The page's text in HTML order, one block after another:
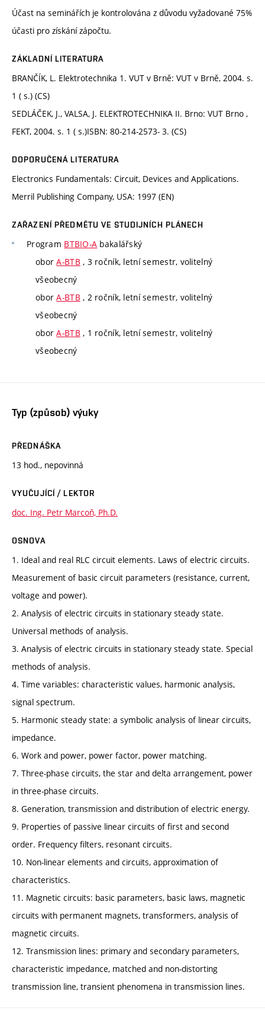
Účast na seminářích je kontrolována z důvodu vyžadované 75%
účasti pro získání zápočtu.
ZÁKLADNÍ LITERATURA
BRANČÍK, L. Elektrotechnika 1. VUT v Brně: VUT v Brně, 2004. s.
1 ( s.) (CS)
SEDLÁČEK, J., VALSA, J. ELEKTROTECHNIKA II. Brno: VUT Brno ,
FEKT, 2004. s. 1 ( s.)ISBN: 80-214-2573- 3. (CS)
DOPORUČENÁ LITERATURA
Electronics Fundamentals: Circuit, Devices and Applications.
Merril Publishing Company, USA: 1997 (EN)
ZAŘAZENÍ PŘEDMĚTU VE STUDIJNÍCH PLÁNECH
Program BTBIO-A bakalářský
oborA-BTB , 3 ročník, letní semestr, volitelný
všeobecný
oborA-BTB , 2 ročník, letní semestr, volitelný
všeobecný
oborA-BTB , 1 ročník, letní semestr, volitelný
všeobecný
Typ (způsob) výuky
PŘEDNÁŠKA
13 hod., nepovinná
VYUČUJÍCÍ / LEKTOR
doc. Ing. Petr Marcoň, Ph.D.
OSNOVA
1. Ideal and real RLC circuit elements. Laws of electric circuits.
Measurement of basic circuit parameters (resistance, current,
voltage and power).
2. Analysis of electric circuits in stationary steady state.
Universal methods of analysis.
3. Analysis of electric circuits in stationary steady state. Special
methods of analysis.
4. Time variables: characteristic values, harmonic analysis,
signal spectrum.
5. Harmonic steady state: a symbolic analysis of linear circuits,
impedance.
6. Work and power, power factor, power matching.
7. Three-phase circuits, the star and delta arrangement, power
in three-phase circuits.
8. Generation, transmission and distribution of electric energy.
9. Properties of passive linear circuits of first and second
order. Frequency filters, resonant circuits.
10. Non-linear elements and circuits, approximation of
characteristics.
11. Magnetic circuits: basic parameters, basic laws, magnetic
circuits with permanent magnets, transformers, analysis of
magnetic circuits.
12. Transmission lines: primary and secondary parameters,
characteristic impedance, matched and non-distorting
transmission line, transient phenomena in transmission lines.